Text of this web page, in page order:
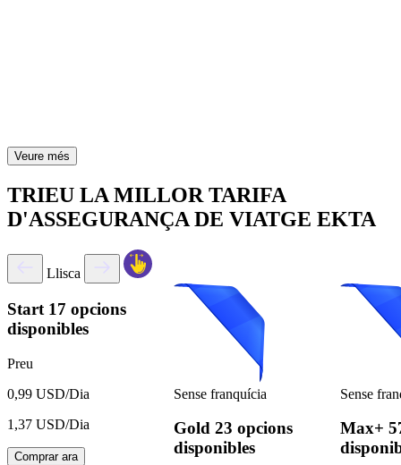
Veure més
TRIEU LA MILLOR TARIFA
D'ASSEGURANÇA DE VIATGE EKTA
Llisca
Start 17 opcions
disponibles
Preu
0,99 USD/Dia
1,37 USD/Dia
Comprar ara
Sense franquícia
Gold 23 opcions
disponibles
Sense
Max+